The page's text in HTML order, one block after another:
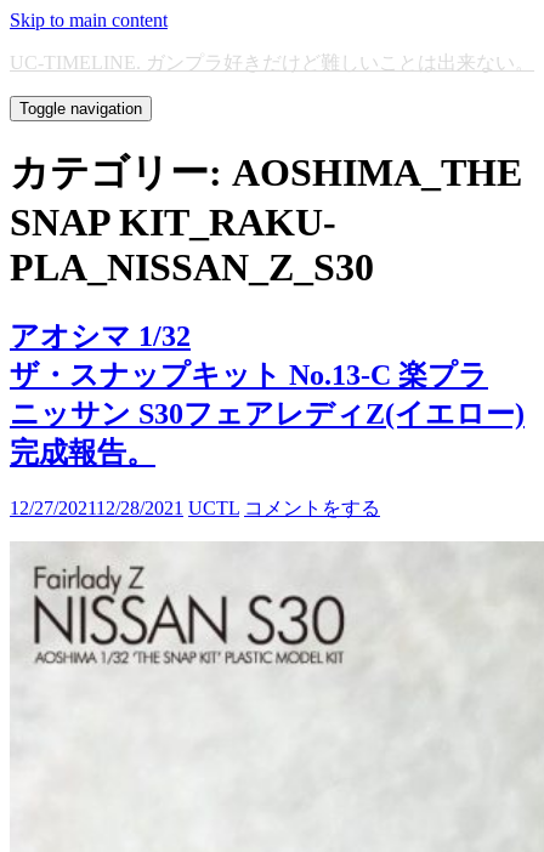
Skip to main content
UC-TIMELINE. ガンプラ好きだけど難しいことは出来ない。
Toggle navigation
カテゴリー: AOSHIMA_THE
SNAP KIT_RAKU-
PLA_NISSAN_Z_S30
アオシマ 1/32
ザ・スナップキット No.13-C 楽プラ
ニッサン S30フェアレディZ(イエロー)
完成報告。
12/27/202112/28/2021 UCTL コメントをする